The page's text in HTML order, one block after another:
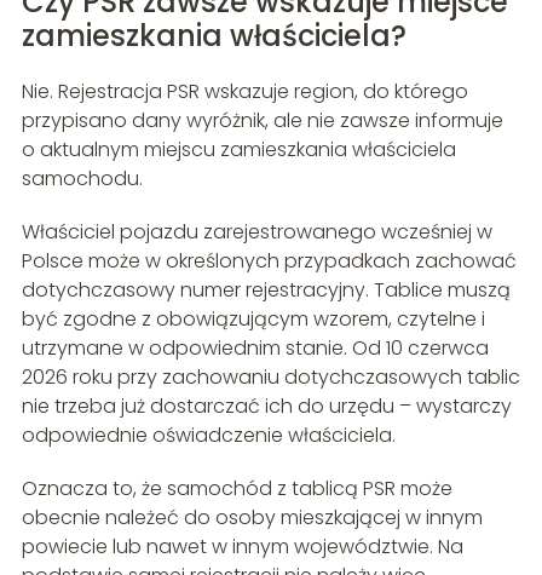
zamieszkania właściciela?
Nie. Rejestracja PSR wskazuje region, do którego
przypisano dany wyróżnik, ale nie zawsze informuje
o aktualnym miejscu zamieszkania właściciela
samochodu.
Właściciel pojazdu zarejestrowanego wcześniej w
Polsce może w określonych przypadkach zachować
dotychczasowy numer rejestracyjny. Tablice muszą
być zgodne z obowiązującym wzorem, czytelne i
utrzymane w odpowiednim stanie. Od 10 czerwca
2026 roku przy zachowaniu dotychczasowych tablic
nie trzeba już dostarczać ich do urzędu – wystarczy
odpowiednie oświadczenie właściciela.
Oznacza to, że samochód z tablicą PSR może
obecnie należeć do osoby mieszkającej w innym
powiecie lub nawet w innym województwie. Na